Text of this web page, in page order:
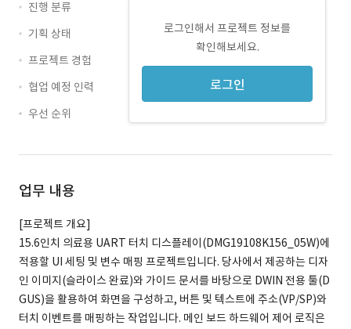
로그인해서 프로젝트 정보를
확인해보세요.
로그인
진행 분류
기획 상태
프로젝트 경험
협업 예정 인력
우선 순위
업무 내용
[프로젝트 개요]
15.6인치 의료용 UART 터치 디스플레이(DMG19108K156_05W)에
적용할 UI 세팅 및 변수 매핑 프로젝트입니다. 당사에서 제공하는 디자
인 이미지(슬라이스 완료)와 가이드 문서를 바탕으로 DWIN 전용 툴(D
GUS)을 활용하여 화면을 구성하고, 버튼 및 텍스트에 주소(VP/SP)와
터치 이벤트를 매핑하는 작업입니다. 메인 보드 하드웨어 제어 로직은